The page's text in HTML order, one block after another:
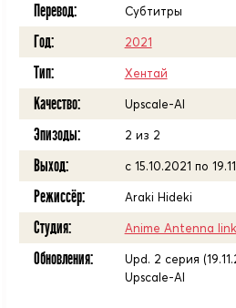
Перевод: Субтитры
Год: 2021
Тип: Хентай
Качество: Upscale-AI
Эпизоды: 2 из 2
Выход: с 15.10.2021 по
Режиссёр: Araki Hideki
Студия: Anime Antenna
Обновления:
Upd. 2 серия
Upscale-AI